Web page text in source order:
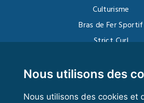
Nous utilisons des
Nous utilisons des cookies et
Culturisme
Bras de Fer Sportif
Strict Curl
Kettlebell